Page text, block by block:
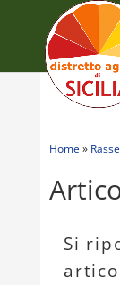
Home »
Si